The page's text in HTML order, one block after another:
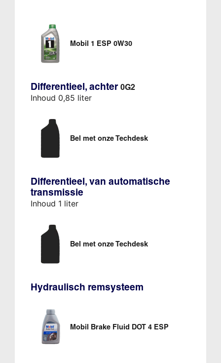
Mobil 1 ESP 0W30
Differentieel, achter 0G2
Inhoud 0,85 liter
Bel met onze Techdesk
Differentieel, van automatische
transmissie
Inhoud 1 liter
Bel met onze Techdesk
Hydraulisch remsysteem
Mobil Brake Fluid DOT 4 ESP